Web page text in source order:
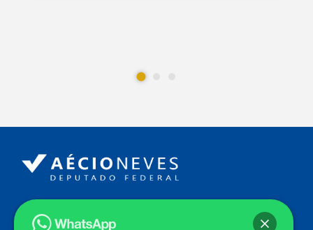
Endereço